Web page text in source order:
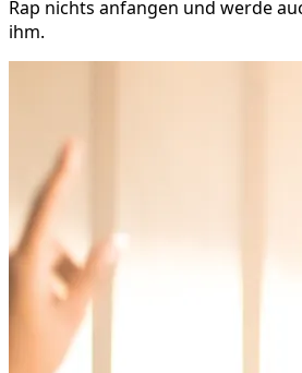
Rap nichts anfangen und werde
ihm.